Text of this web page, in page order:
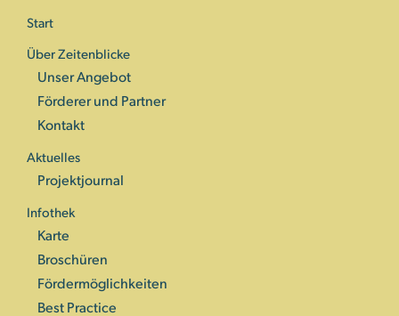
Start
Über Zeitenblicke
Unser Angebot
Förderer und Partner
Kontakt
Aktuelles
Projektjournal
Infothek
Karte
Broschüren
Fördermöglichkeiten
Best Practice